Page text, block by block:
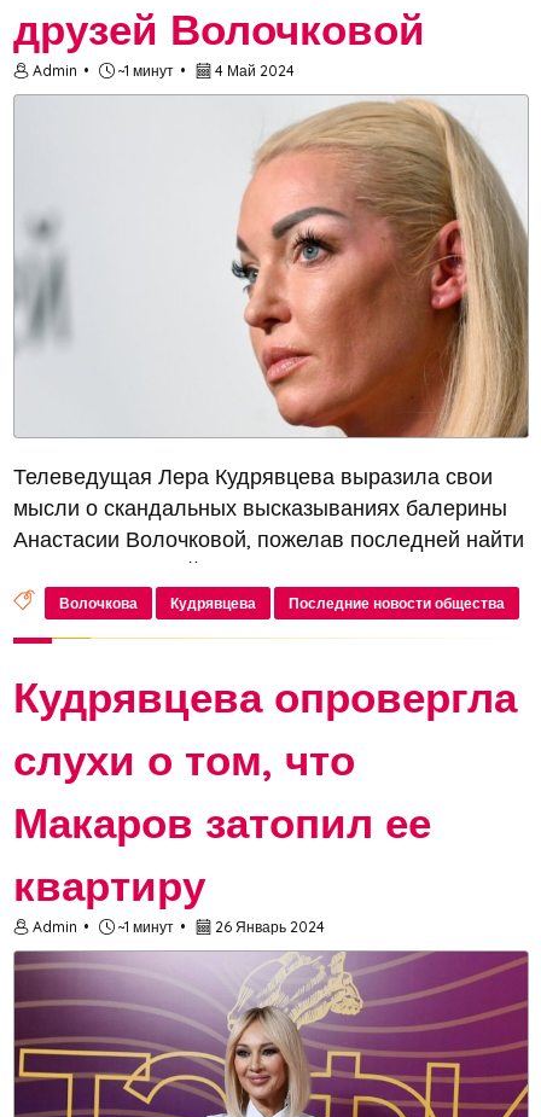
друзей Волочковой
Admin ~1 минут 4 Май 2024
Телеведущая Лера Кудрявцева выразила свои
мысли о скандальных высказываниях балерины
Анастасии Волочковой, пожелав последней найти
настоящих друзей
Волочкова Кудрявцева Последние новости общества
Кудрявцева опровергла
слухи о том, что
Макаров затопил ее
квартиру
Admin ~1 минут 26 Январь 2024